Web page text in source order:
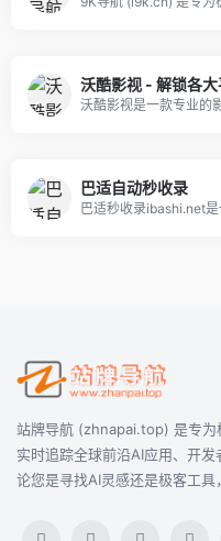
沃酷影视 - 解锁各大
沃酷影视是一款专业的
巴适自动秒收录
巴适秒收录ibashi.net
站牌导航 (zhnapai.top) 是专为
实时追踪全球前沿AI应用、开
论您是寻找AI灵感还是极客工具